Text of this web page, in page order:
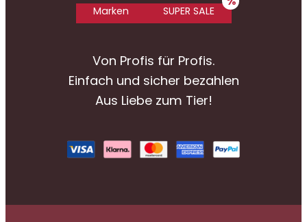
Marken SUPER SALE
Von Profis für Profis.
Einfach und sicher bezahlen
Aus Liebe zum Tier!